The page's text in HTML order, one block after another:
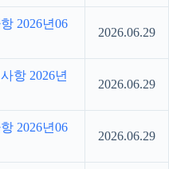
2026년06
2026.06.29
항 2026년
2026.06.29
2026년06
2026.06.29